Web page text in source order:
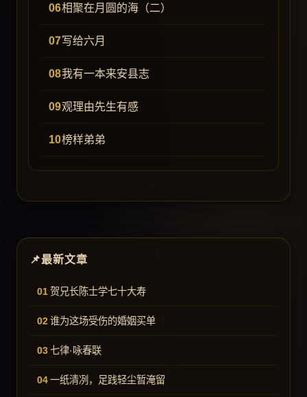
相聚在月圆的海（二）
写给六月
我有一本来安县志
观理由先生有感
榜样弟弟
最新文章
贺兄长陈士学七十大寿
谁为这场受伤的婚姻买单
七律·咏春联
一纸清冽，足践轻尘暂淹留